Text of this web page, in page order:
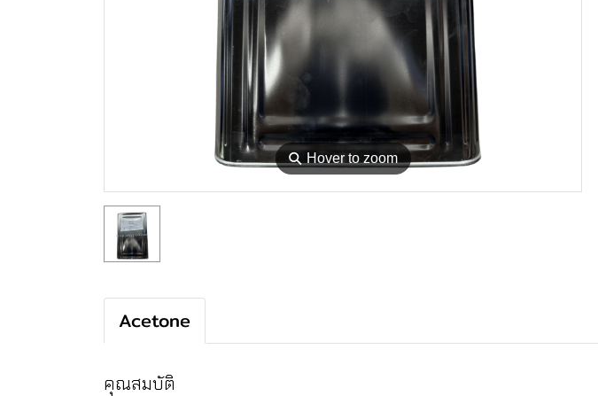
⚲Hover to zoom
Acetone
คุณสมบัติ